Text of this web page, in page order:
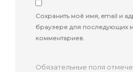
Сохранить моё имя, email и
браузере для последующих
комментариев.
Обязательные поля